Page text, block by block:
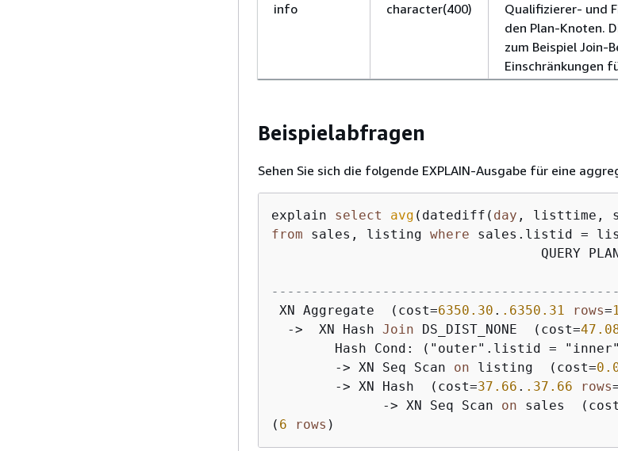
info
character(400)
Qualifizierer- und
den Plan-Knoten.
zum Beispiel Join-
Einschränkungen
Beispielabfragen
Sehen Sie sich die folgende EXPLAIN-Ausgabe für eine
explain select avg (datediff( day , listtime,
from sales, listing where sales.listid =
QUERY
XN Aggregate  (cost=6350.30 . .6350 .31 rows=1
->
  XN Hash
Join DS_DIST_NONE  (cost=
        Hash Cond: ("outer".listid
=
-> XN Seq Scan on listing  (cost=
-> XN Hash  (cost=37.66 . .37 .66 rows
-> XN Seq Scan on sales  (cost
( 6 rows )